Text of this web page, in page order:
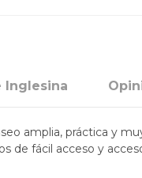
Inglesina
amplia, práctica y
de fácil acceso y